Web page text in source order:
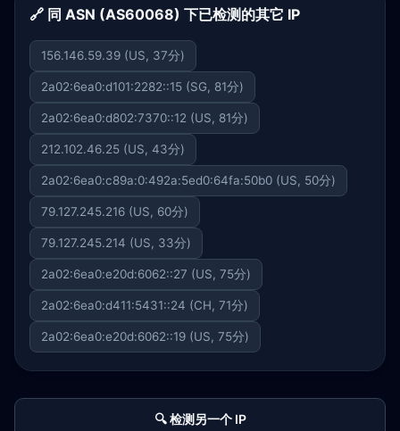
🔗 同 ASN (AS60068) 下已检测的其它 IP
156.146.59.39 (US, 37分)
2a02:6ea0:d101:2282::15 (SG, 81分)
2a02:6ea0:d802:7370::12 (US, 81分)
212.102.46.25 (US, 43分)
2a02:6ea0:c89a:0:492a:5ed0:64fa:50b0 (US, 50分)
79.127.245.216 (US, 60分)
79.127.245.214 (US, 33分)
2a02:6ea0:e20d:6062::27 (US, 75分)
2a02:6ea0:d411:5431::24 (CH, 71分)
2a02:6ea0:e20d:6062::19 (US, 75分)
🔍 检测另一个 IP